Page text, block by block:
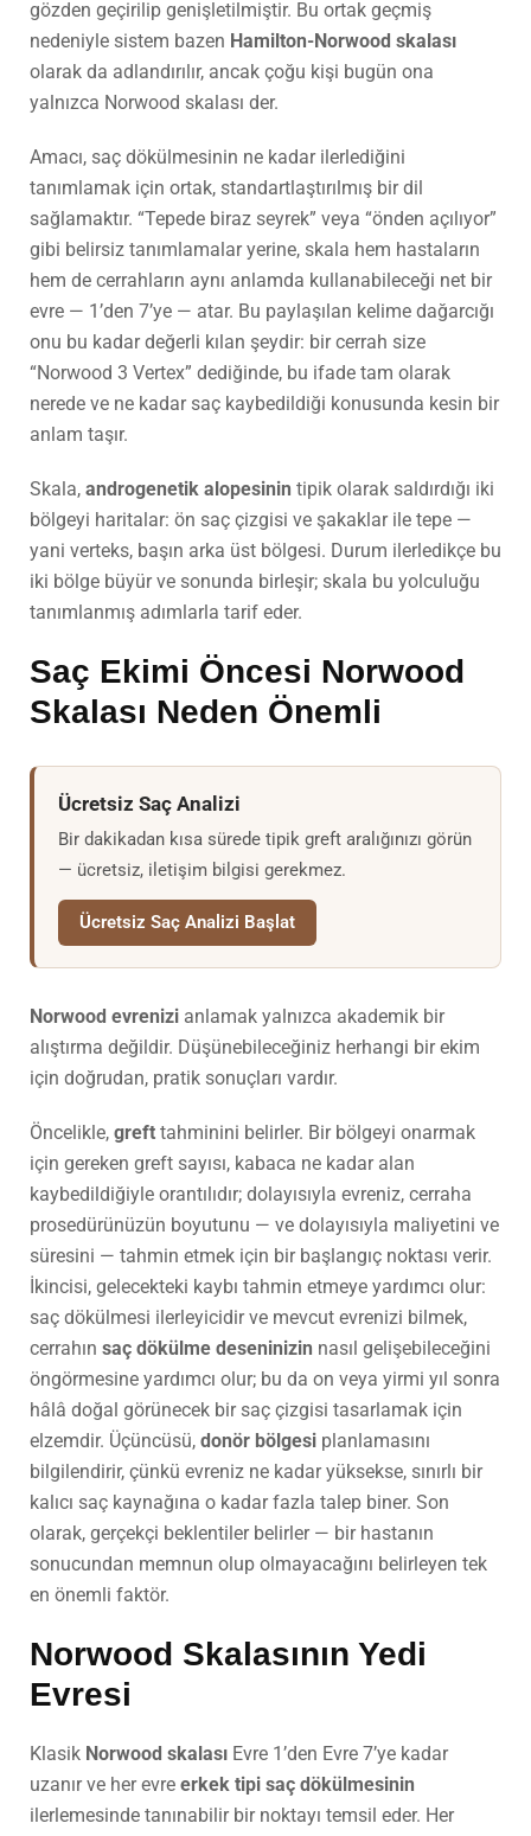
gözden geçirilip genişletilmiştir. Bu ortak geçmiş
nedeniyle sistem bazen Hamilton-Norwood skalası
olarak da adlandırılır, ancak çoğu kişi bugün ona
yalnızca Norwood skalası der.
Amacı, saç dökülmesinin ne kadar ilerlediğini
tanımlamak için ortak, standartlaştırılmış bir dil
sağlamaktır. “Tepede biraz seyrek” veya “önden açılıyor”
gibi belirsiz tanımlamalar yerine, skala hem hastaların
hem de cerrahların aynı anlamda kullanabileceği net bir
evre — 1’den 7’ye — atar. Bu paylaşılan kelime dağarcığı
onu bu kadar değerli kılan şeydir: bir cerrah size
“Norwood 3 Vertex” dediğinde, bu ifade tam olarak
nerede ve ne kadar saç kaybedildiği konusunda kesin bir
anlam taşır.
Skala, androgenetik alopesinin tipik olarak saldırdığı iki
bölgeyi haritalar: ön saç çizgisi ve şakaklar ile tepe —
yani verteks, başın arka üst bölgesi. Durum ilerledikçe bu
iki bölge büyür ve sonunda birleşir; skala bu yolculuğu
tanımlanmış adımlarla tarif eder.
Saç Ekimi Öncesi Norwood
Skalası Neden Önemli
Ücretsiz Saç Analizi
Bir dakikadan kısa sürede tipik greft aralığınızı görün
— ücretsiz, iletişim bilgisi gerekmez.
Ücretsiz Saç Analizi Başlat
Norwood evrenizi anlamak yalnızca akademik bir
alıştırma değildir. Düşünebileceğiniz herhangi bir ekim
için doğrudan, pratik sonuçları vardır.
Öncelikle, greft tahminini belirler. Bir bölgeyi onarmak
için gereken greft sayısı, kabaca ne kadar alan
kaybedildiğiyle orantılıdır; dolayısıyla evreniz, cerraha
prosedürünüzün boyutunu — ve dolayısıyla maliyetini ve
süresini — tahmin etmek için bir başlangıç noktası verir.
İkincisi, gelecekteki kaybı tahmin etmeye yardımcı olur:
saç dökülmesi ilerleyicidir ve mevcut evrenizi bilmek,
cerrahın saç dökülme deseninizin nasıl gelişebileceğini
öngörmesine yardımcı olur; bu da on veya yirmi yıl sonra
hâlâ doğal görünecek bir saç çizgisi tasarlamak için
elzemdir. Üçüncüsü, donör bölgesi planlamasını
bilgilendirir, çünkü evreniz ne kadar yüksekse, sınırlı bir
kalıcı saç kaynağına o kadar fazla talep biner. Son
olarak, gerçekçi beklentiler belirler — bir hastanın
sonucundan memnun olup olmayacağını belirleyen tek
en önemli faktör.
Norwood Skalasının Yedi
Evresi
Klasik Norwood skalası Evre 1’den Evre 7’ye kadar
uzanır ve her evre erkek tipi saç dökülmesinin
ilerlemesinde tanınabilir bir noktayı temsil eder. Her